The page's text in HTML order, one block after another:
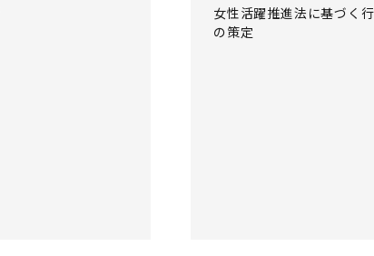
女性活躍推進法に基づく
の策定